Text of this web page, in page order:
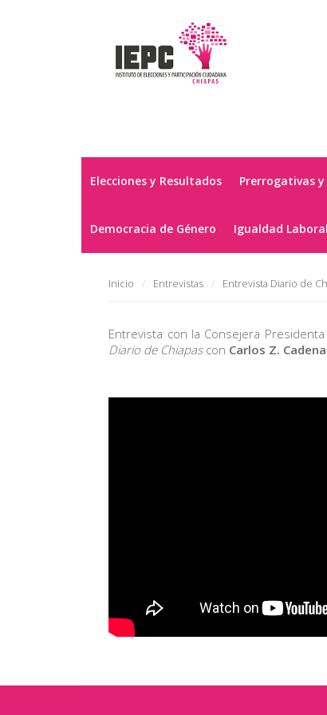
Elecciones y Resultados Prerrogativas
Democracia de Género Igualdad Laboral
Inicio Entrevistas Entrevista Diario de
Entrevista con la Consejera Presidenta
Diario de Chiapascon Carlos Z. Cadena